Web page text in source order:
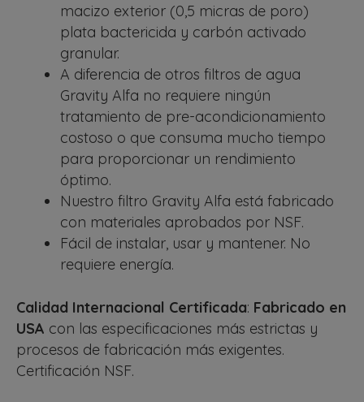
macizo exterior (0,5 micras de poro)
plata bactericida y carbón activado
granular.
A diferencia de otros filtros de agua
Gravity Alfa no requiere ningún
tratamiento de pre-acondicionamiento
costoso o que consuma mucho tiempo
para proporcionar un rendimiento
óptimo.
Nuestro filtro Gravity Alfa está fabricado
con materiales aprobados por NSF.
Fácil de instalar, usar y mantener. No
requiere energía.
Calidad Internacional Certificada: Fabricado en
USA con las especificaciones más estrictas y
procesos de fabricación más exigentes.
Certificación NSF.